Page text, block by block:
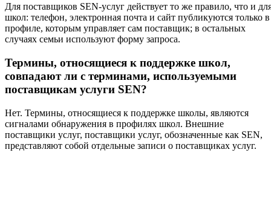
Для поставщиков SEN-услуг действует то же правило, что и
школ: телефон, электронная почта и сайт публикуются только в
профиле, которым управляет сам поставщик; в остальных
случаях семьи используют форму запроса.
Термины, относящиеся к поддержке школ,
совпадают ли с терминами, используемыми
поставщикам услуги SEN?
Нет. Термины, относящиеся к поддержке школы, являются
сигналами обнаружения в профилях школ. Внешние
поставщики услуг, поставщики услуг, обозначенные как SEN,
представляют собой отдельные записи о поставщиках услуг.